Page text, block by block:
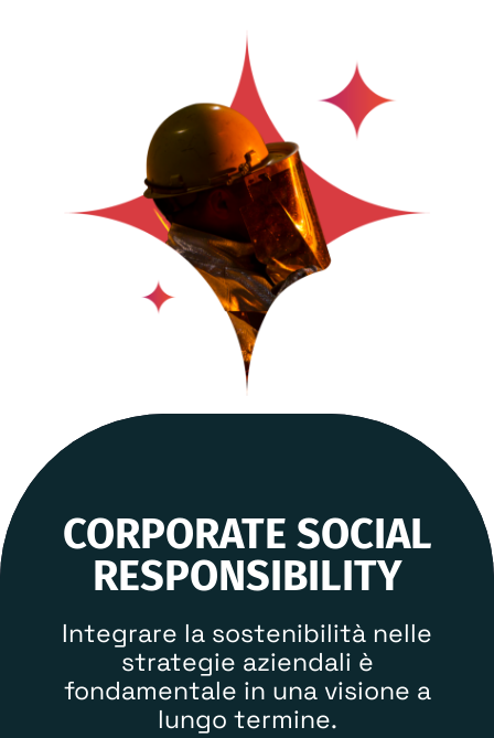
CORPORATE SOCIAL
RESPONSIBILITY
Integrare la sostenibilità nelle
strategie aziendali è
fondamentale in una visione a
lungo termine.